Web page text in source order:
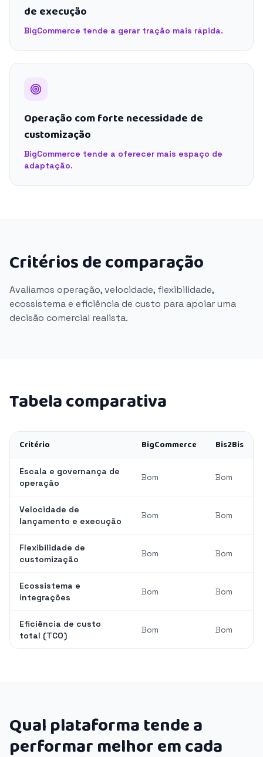
de execução
BigCommerce tende a gerar tração mais rápida.
Operação com forte necessidade de
customização
BigCommerce tende a oferecer mais espaço de
adaptação.
Critérios de comparação
Avaliamos operação, velocidade, flexibilidade,
ecossistema e eficiência de custo para apoiar uma
decisão comercial realista.
Tabela comparativa
Critério BigCommerce Bis2Bis
Escala e governança de
operação
Bom Bom
Velocidade de
lançamento e execução
Bom Bom
Flexibilidade de
customização
Bom Bom
Ecossistema e
integrações
Bom Bom
Eficiência de custo
total (TCO)
Bom Bom
Qual plataforma tende a
performar melhor em cada